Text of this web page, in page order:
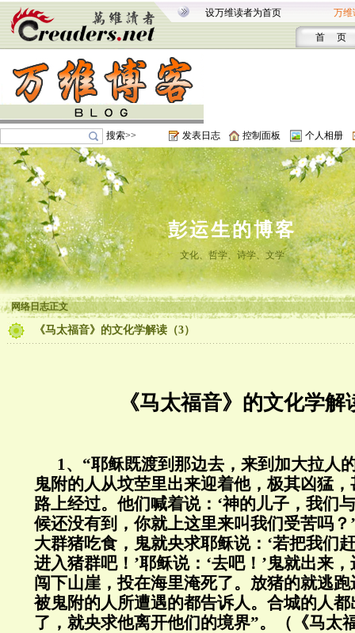
设万维读者为首页 万维
首 页
搜索>> 发表日志 控制面板 个人相册
彭运生的博客
文化、哲学、诗学、文学
网络日志正文
《马太福音》的文化学解读（3）
《马太福音》的文化学解
1、“耶稣既渡到那边去，来到加大拉人
鬼附的人从坟茔里出来迎着他，极其凶猛
路上经过。他们喊着说：‘神的儿子，我们
候还没有到，你就上这里来叫我们受苦吗？
大群猪吃食，鬼就央求耶稣说：‘若把我们
进入猪群吧！’耶稣说：‘去吧！’鬼就出来
闯下山崖，投在海里淹死了。放猪的就逃
被鬼附的人所遭遇的都告诉人。合城的人
了，就央求他离开他们的境界”。（《马太